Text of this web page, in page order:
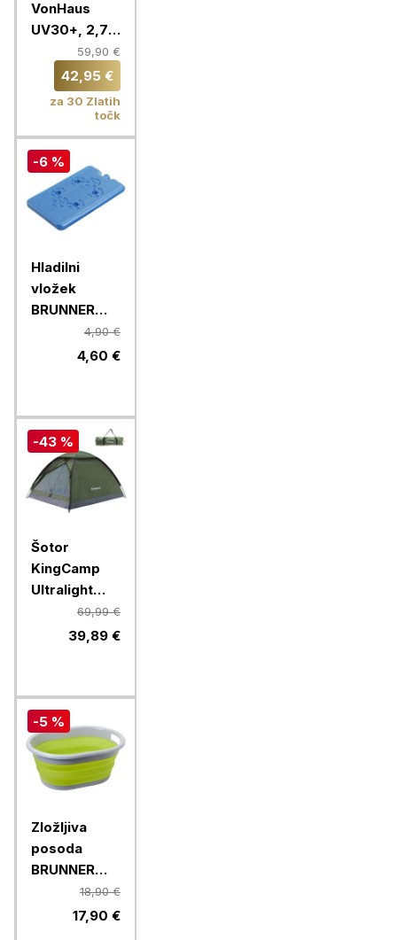
VonHaus
UV30+, 2,7
m, oranžen,
samostoječi
59,90 €
42,95 €
za 30 Zlatih
točk
-6 %
Hladilni
vložek
BRUNNER
Coolpad
200, 2 kosa
4,90 €
4,60 €
-43 %
Šotor
KingCamp
Ultralight
Mondome II,
KT2427,
69,99 €
39,89 €
-5 %
Zložljiva
posoda
BRUNNER
FOLD-AWAY
18,90 €
17,90 €